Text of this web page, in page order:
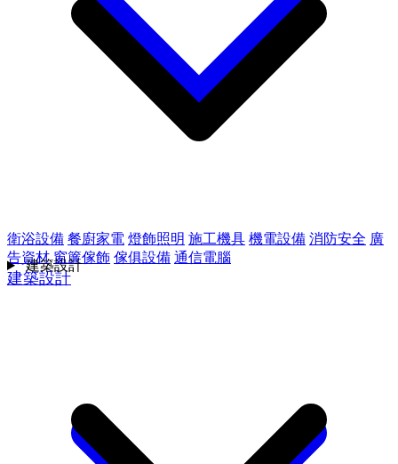
衛浴設備 餐廚家電 燈飾照明 施工機具 機電設備 消防安全 廣
告資材 窗簾傢飾 傢俱設備 通信電腦
建築設計
建築設計